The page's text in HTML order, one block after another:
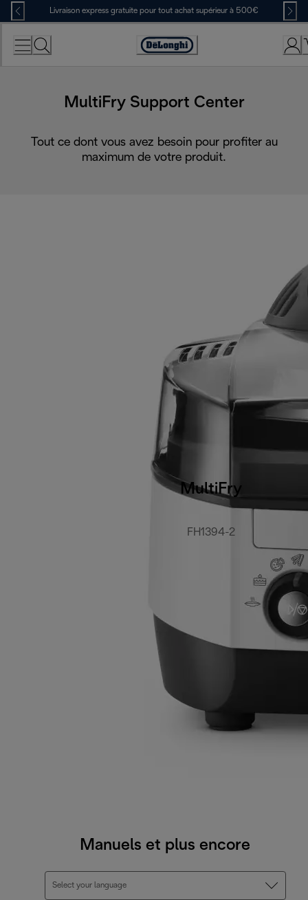
Skip
to
Content
Livraison express gratuite pour tout achat supérieur à 500€
Déclaration
MultiFry Support Center
Tout ce dont vous avez besoin pour profiter au
maximum de votre produit.
MultiFry
FH1394-2
Manuels et plus encore
Select your language